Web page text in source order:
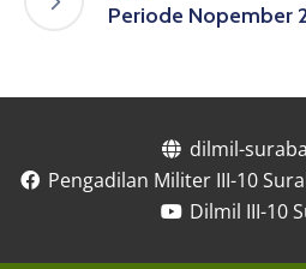
Periode Nopember
dilmil-
Pengadilan Militer III-10
Dilmil III-10